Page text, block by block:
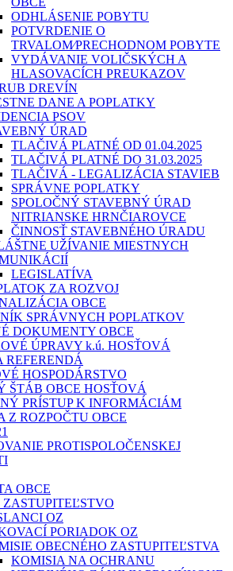
ODHLÁSENIE POBYTU
POTVRDENIE O
TRVALOM⁄PRECHODNOM POBYTE
VYDÁVANIE VOLIČSKÝCH A
HLASOVACÍCH PREUKAZOV
DREVÍN
DANE A POPLATKY
PSOV
ÚRAD
TLAČIVÁ PLATNÉ OD 01.04.2025
TLAČIVÁ PLATNÉ DO 31.03.2025
TLAČIVÁ - LEGALIZÁCIA STAVIEB
SPRÁVNE POPLATKY
SPOLOČNÝ STAVEBNÝ ÚRAD
NITRIANSKE HRNČIAROVCE
ČINNOSŤ STAVEBNÉHO ÚRADU
UŽÍVANIE MIESTNYCH
LEGISLATÍVA
ZA ROZVOJ
OBCE
SPRÁVNYCH POPLATKOV
DOKUMENTY OBCE
ÚPRAVY k.ú. HOSŤOVÁ
REFERENDÁ
HOSPODÁRSTVO
ŠTÁB OBCE HOSŤOVÁ
PRÍSTUP K INFORMÁCIÁM
Z ROZPOČTU OBCE
PROTISPOLOČENSKEJ
OBCE
ZASTUPITEĽSTVO
OZ
PORIADOK OZ
OBECNÉHO ZASTUPITEĽSTVA
KOMISIA NA OCHRANU